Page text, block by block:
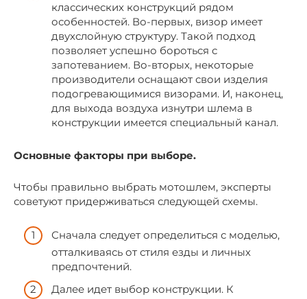
классических конструкций рядом
особенностей. Во-первых, визор имеет
двухслойную структуру. Такой подход
позволяет успешно бороться с
запотеванием. Во-вторых, некоторые
производители оснащают свои изделия
подогревающимися визорами. И, наконец,
для выхода воздуха изнутри шлема в
конструкции имеется специальный канал.
Основные факторы при выборе.
Чтобы правильно выбрать мотошлем, эксперты
советуют придерживаться следующей схемы.
Сначала следует определиться с моделью,
отталкиваясь от стиля езды и личных
предпочтений.
Далее идет выбор конструкции. К